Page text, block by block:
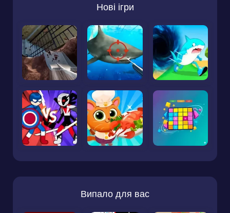
Нові ігри
Випало для вас